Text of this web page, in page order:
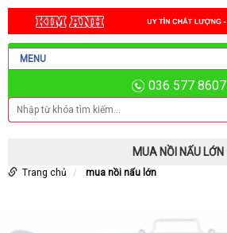
036 577 8607
MUA NỒI NẤU LỚN
Trang chủ mua nồi nấu lớn